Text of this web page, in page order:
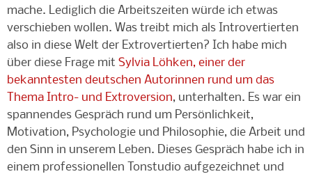
mache. Lediglich die Arbeitszeiten würde ich etwas
verschieben wollen. Was treibt mich als Introvertierten
also in diese Welt der Extrovertierten? Ich habe mich
über diese Frage mit Sylvia Löhken, einer der
bekanntesten deutschen Autorinnen rund um das
Thema Intro- und Extroversion, unterhalten. Es war ein
spannendes Gespräch rund um Persönlichkeit,
Motivation, Psychologie und Philosophie, die Arbeit und
den Sinn in unserem Leben. Dieses Gespräch habe ich in
einem professionellen Tonstudio aufgezeichnet und